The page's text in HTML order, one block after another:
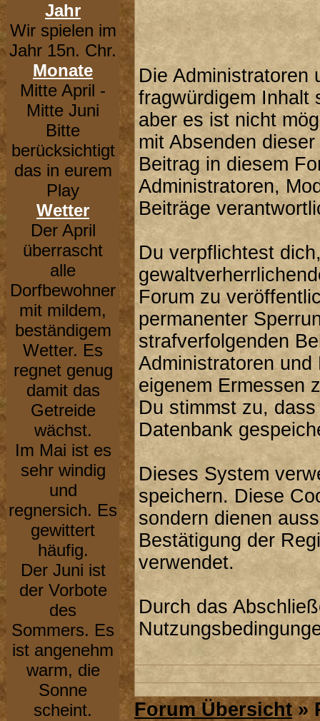
Jahr
Wir spielen im
Jahr 15n. Chr.
Monate
Mitte April -
Mitte Juni
Bitte
berücksichtigt
das in eurem
Play
Wetter
Der April
überrascht
alle
Dorfbewohner
mit mildem,
beständigem
Wetter. Es
regnet genug
damit das
Getreide
wächst.
Im Mai ist es
sehr windig
und
regnersich. Es
gewittert
häufig.
Der Juni ist
der Vorbote
des
Sommers. Es
ist angenehm
warm, die
Sonne
scheint.
Die Administratoren
fragwürdigem Inhalt
aber es ist nicht
mit Absenden
Beitrag in diesem
Administratoren,
Beiträge
Du verpflichtest
Forum zu
permanenter
strafverfolgenden
Administratoren
eigenem Ermessen
Du stimmst zu,
Datenbank
Dieses System
speichern. Diese
sondern dienen
Bestätigung der
verwendet.
Durch das
Forum Übersicht»